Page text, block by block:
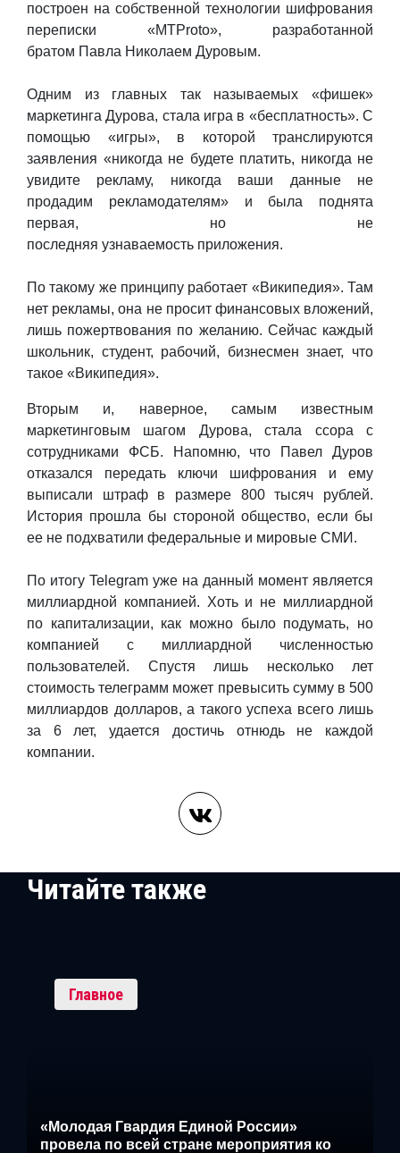
построен на собственной технологии шифрования
переписки «MTProto», разработанной
братом Павла Николаем Дуровым.
Одним из главных так называемых «фишек»
маркетинга Дурова, стала игра в «бесплатность». С
помощью «игры», в которой транслируются
заявления «никогда не будете платить, никогда не
увидите рекламу, никогда ваши данные не
продадим рекламодателям» и была поднята
первая, но не
последняя узнаваемость приложения.
По такому же принципу работает «Википедия». Там
нет рекламы, она не просит финансовых вложений,
лишь пожертвования по желанию. Сейчас каждый
школьник, студент, рабочий, бизнесмен знает, что
такое «Википедия».
Вторым и, наверное, самым известным
маркетинговым шагом Дурова, стала ссора с
сотрудниками ФСБ. Напомню, что Павел Дуров
отказался передать ключи шифрования и ему
выписали штраф в размере 800 тысяч рублей.
История прошла бы стороной общество, если бы
ее не подхватили федеральные и мировые СМИ.
По итогу Telegram уже на данный момент является
миллиардной компанией. Хоть и не миллиардной
по капитализации, как можно было подумать, но
компанией с миллиардной численностью
пользователей. Спустя лишь несколько лет
стоимость телеграмм может превысить сумму в 500
миллиардов долларов, а такого успеха всего лишь
за 6 лет, удается достичь отнюдь не каждой
компании.
Читайте также
Главное
«Молодая Гвардия Единой России»
провела по всей стране мероприятия ко